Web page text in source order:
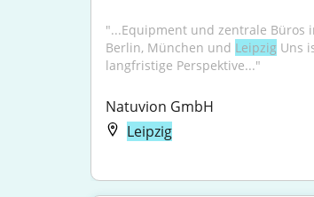
"...Equipment und zentrale Büros
Berlin, München und Leipzig Uns
langfristige Perspektive..."
Natuvion GmbH
Leipzig